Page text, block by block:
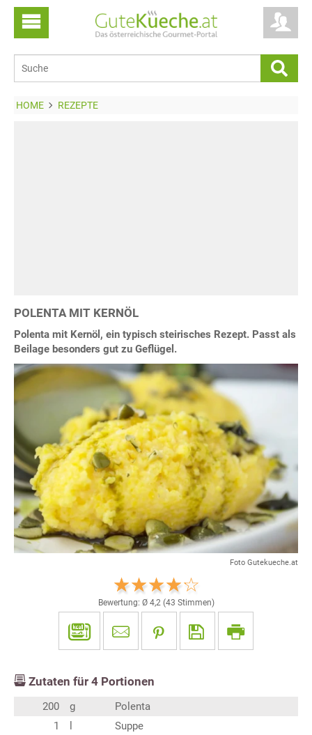
HOME REZEPTE
POLENTA MIT KERNÖL
Polenta mit Kernöl, ein typisch steirisches Rezept. Passt als
Beilage besonders gut zu Geflügel.
Foto Gutekueche.at
Bewertung: Ø 4,2(43 Stimmen)
Zutaten für 4 Portionen
200 g
Polenta
1
Suppe